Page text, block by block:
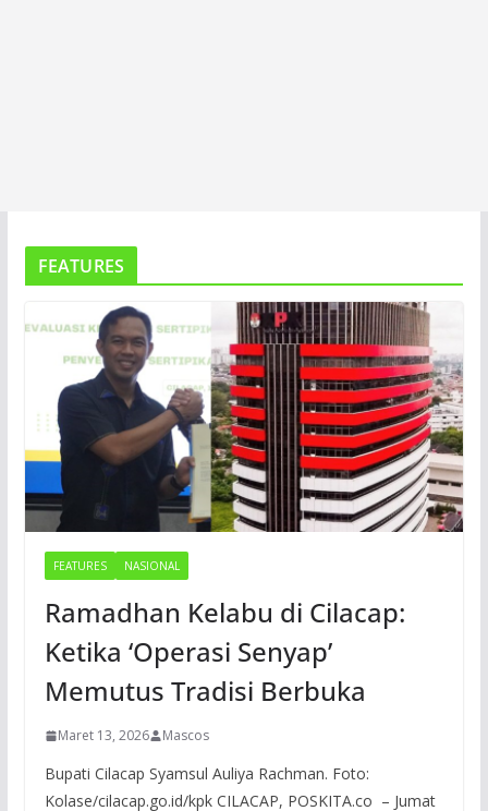
FEATURES
FEATURES NASIONAL
Ramadhan Kelabu di Cilacap:
Ketika ‘Operasi Senyap’
Memutus Tradisi Berbuka
Maret 13, 2026 Mascos
Bupati Cilacap Syamsul Auliya Rachman. Foto:
Kolase/cilacap.go.id/kpk CILACAP, POSKITA.co – Jumat